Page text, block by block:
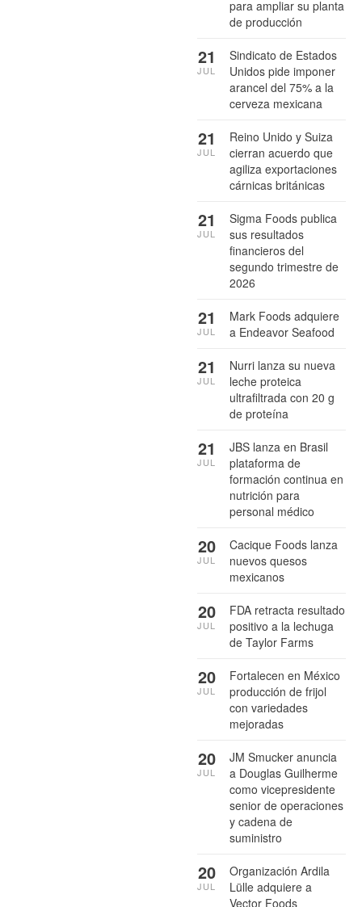
para ampliar su planta
de producción
Sindicato de Estados
Unidos pide imponer
arancel del 75% a la
cerveza mexicana
21
JUL
Reino Unido y Suiza
cierran acuerdo que
agiliza exportaciones
cárnicas británicas
21
JUL
Sigma Foods publica
sus resultados
financieros del
segundo trimestre de
2026
21
JUL
Mark Foods adquiere
a Endeavor Seafood
21
JUL
Nurri lanza su nueva
leche proteica
ultrafiltrada con 20 g
de proteína
21
JUL
JBS lanza en Brasil
plataforma de
formación continua en
nutrición para
personal médico
21
JUL
Cacique Foods lanza
nuevos quesos
mexicanos
20
JUL
FDA retracta resultado
positivo a la lechuga
de Taylor Farms
20
JUL
Fortalecen en México
producción de frijol
con variedades
mejoradas
20
JUL
JM Smucker anuncia
a Douglas Guilherme
como vicepresidente
senior de operaciones
y cadena de
suministro
20
JUL
Organización Ardila
Lülle adquiere a
Vector Foods
20
JUL